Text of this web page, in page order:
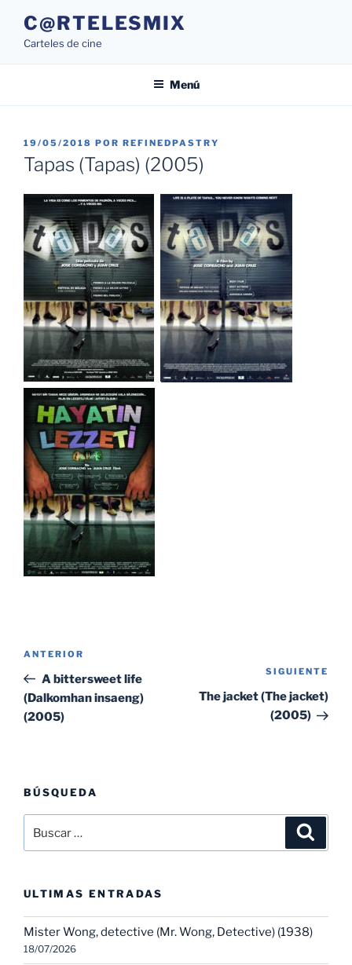
contenido
C@RTELESMIX
Carteles de cine
Menú
PUBLICADO
EL
19/05/2018 POR REFINEDPASTRY
Tapas (Tapas) (2005)
entradas
Entrada
anterior:
ANTERIOR
A bittersweet life
(Dalkomhan insaeng)
(2005)
SIGUIENTE
The jacket (The jacket)
(2005)
BÚSQUEDA
por:
ULTIMAS ENTRADAS
Mister Wong, detective (Mr. Wong, Detective) (1938)
18/07/2026